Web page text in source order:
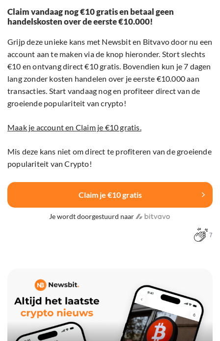
Claim vandaag nog €10 gratis en betaal geen
handelskosten over de eerste €10.000!
Grijp deze unieke kans met Newsbit en Bitvavo door nu een
account aan te maken via de knop hieronder. Stort slechts
€10 en ontvang direct €10 gratis. Bovendien kun je 7 dagen
lang zonder kosten handelen over je eerste €10.000 aan
transacties. Start vandaag nog en profiteer direct van de
groeiende populariteit van crypto!
Maak je account en Claim je €10 gratis.
Mis deze kans niet om direct te profiteren van de groeiende
populariteit van Crypto!
Claim je €10 gratis
Je wordt doorgestuurd naar
7